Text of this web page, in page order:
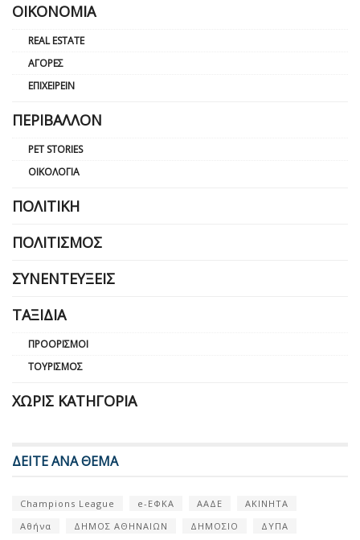
ΟΙΚΟΝΟΜΊΑ
REAL ESTATE
ΑΓΟΡΈΣ
ΕΠΙΧΕΙΡΕΊΝ
ΠΕΡΙΒΆΛΛΟΝ
PET STORIES
ΟΙΚΟΛΟΓΊΑ
ΠΟΛΙΤΙΚΉ
ΠΟΛΙΤΙΣΜΌΣ
ΣΥΝΕΝΤΕΎΞΕΙΣ
ΤΑΞΊΔΙΑ
ΠΡΟΟΡΙΣΜΟΊ
ΤΟΥΡΙΣΜΌΣ
ΧΩΡΊΣ ΚΑΤΗΓΟΡΊΑ
ΔΕΙΤΕ ΑΝΑ ΘΕΜΑ
Champions League e-ΕΦΚΑ ΑΑΔΕ
ΑΚΙΝΗΤΑ
Αθήνα
ΔΗΜΟΣ ΑΘΗΝΑΙΩΝ ΔΗΜΟΣΙΟ
ΔΥΠΑ